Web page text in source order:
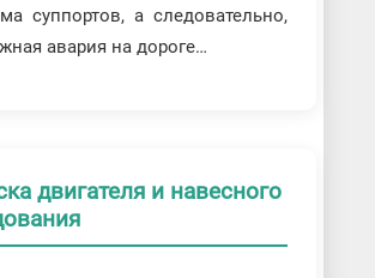
суппортов, а следовательно,
авария на дороге…
двигателя и навесного